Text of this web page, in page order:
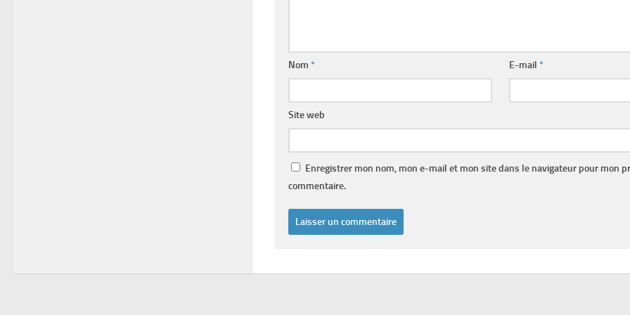
Nom * E-mail*
Site web
Enregistrer mon nom, mon e-mail et mon site dans le navigateur pour mon
commentaire.